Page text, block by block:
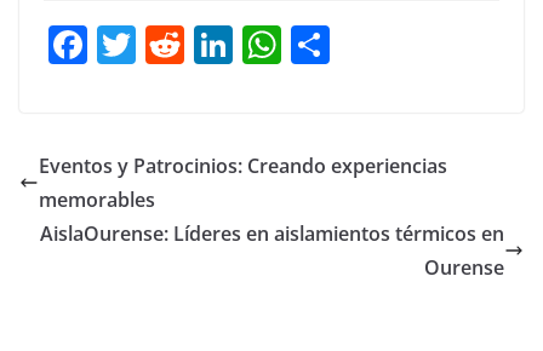
F
b
o
o
T
er
R
di
Li
e
n
W
s
p
p
ti
Eventos y Patrocinios: Creando experiencias
memorables
AislaOurense: Líderes en aislamientos térmicos en
Ourense